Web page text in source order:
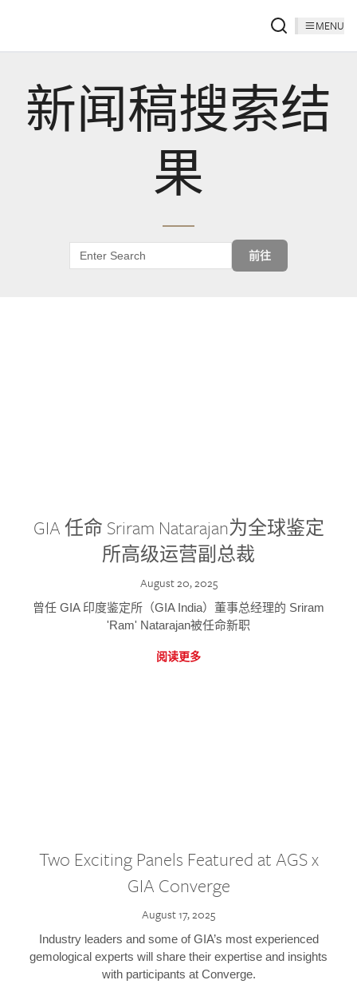
MENU
新闻稿搜索结
果
前往
GIA 任命 Sriram Natarajan为全球鉴定
所高级运营副总裁
August 20, 2025
曾任 GIA 印度鉴定所（GIA India）董事总经理的 Sriram
'Ram' Natarajan被任命新职
阅读更多
Two Exciting Panels Featured at AGS x
GIA Converge
August 17, 2025
Industry leaders and some of GIA’s most experienced
gemological experts will share their expertise and insights
with participants at Converge.